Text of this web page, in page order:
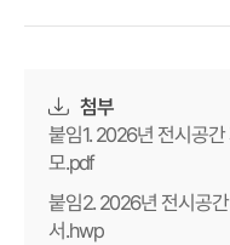
첨부
붙임1. 2026년 전시공
모.pdf
붙임2. 2026년 전시공
서.hwp